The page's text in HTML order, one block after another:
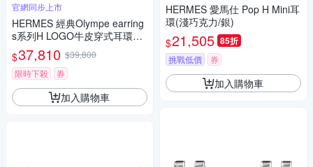
官網同步上市
HERMES 經典Olympe earring
s系列H LOGO牛皮穿式耳環
(金/黑色)
$37,810 $39,800
限時下殺
券
加入購物車
HERMES 愛馬仕 Pop H Mini耳
環(淺巧克力/銀)
$21,505 85折
挑戰低價 券
加入購物車